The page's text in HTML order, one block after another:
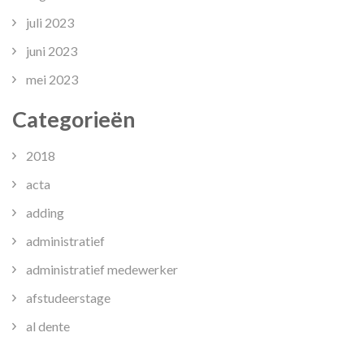
juli 2023
juni 2023
mei 2023
Categorieën
2018
acta
adding
administratief
administratief medewerker
afstudeerstage
al dente